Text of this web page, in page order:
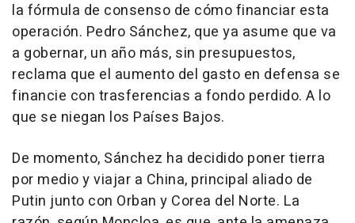
la fórmula de consenso de cómo financiar esta
operación. Pedro Sánchez, que ya asume que va
a gobernar, un año más, sin presupuestos,
reclama que el aumento del gasto en defensa se
financie con trasferencias a fondo perdido. A lo
que se niegan los Países Bajos.
De momento, Sánchez ha decidido poner tierra
por medio y viajar a China, principal aliado de
Putin junto con Orban y Corea del Norte. La